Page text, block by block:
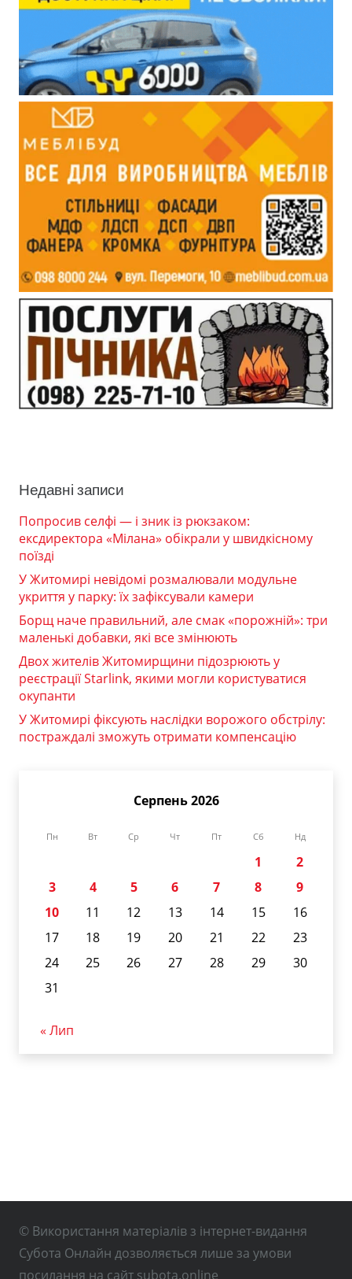
Недавні записи
Попросив селфі — і зник із рюкзаком:
ексдиректора «Мілана» обікрали у швидкісному
поїзді
У Житомирі невідомі розмалювали модульне
укриття у парку: їх зафіксували камери
Борщ наче правильний, але смак «порожній»: три
маленькі добавки, які все змінюють
Двох жителів Житомирщини підозрюють у
реєстрації Starlink, якими могли користуватися
окупанти
У Житомирі фіксують наслідки ворожого обстрілу:
постраждалі зможуть отримати компенсацію
Серпень 2026
Пн Вт Ср Чт Пт Сб Нд
1
2
3
4 5 6 7 8
9
10
11 12 13 14 15
16
17
18 19 20 21 22
23
24
25 26 27 28 29
30
31
« Лип
© Використання матеріалів з інтернет-видання
Субота Онлайн дозволяється лише за умови
посилання на сайт subota.online